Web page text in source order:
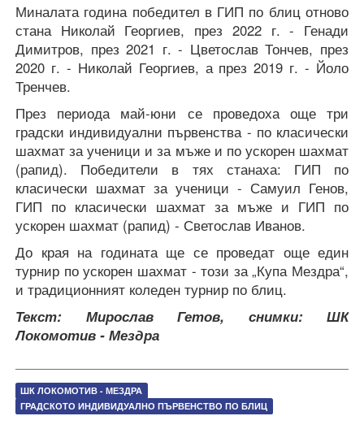
Миналата година победител в ГИП по блиц отново
стана Николай Георгиев, през 2022 г. - Генади
Димитров, през 2021 г. - Цветослав Тончев, през
2020 г. - Николай Георгиев, а през 2019 г. - Йоло
Тренчев.
През периода май-юни се проведоха още три
градски индивидуални първенства - по класически
шахмат за ученици и за мъже и по ускорен шахмат
(рапид). Победители в тях станаха: ГИП по
класически шахмат за ученици - Самуил Генов,
ГИП по класически шахмат за мъже и ГИП по
ускорен шахмат (рапид) - Светослав Иванов.
До края на годината ще се проведат още един
турнир по ускорен шахмат - този за „Купа Мездра“,
и традиционният коледен турнир по блиц.
Текст: Мирослав Гетов, снимки: ШК
Локомотив - Мездра
ШК ЛОКОМОТИВ - МЕЗДРА
ГРАДСКОТО ИНДИВИДУАЛНО ПЪРВЕНСТВО ПО БЛИЦ